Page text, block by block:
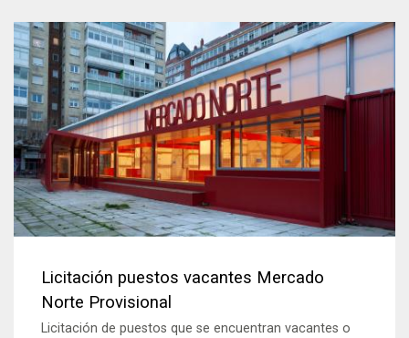
Licitación puestos vacantes Mercado
Norte Provisional
Licitación de puestos que se encuentran vacantes o